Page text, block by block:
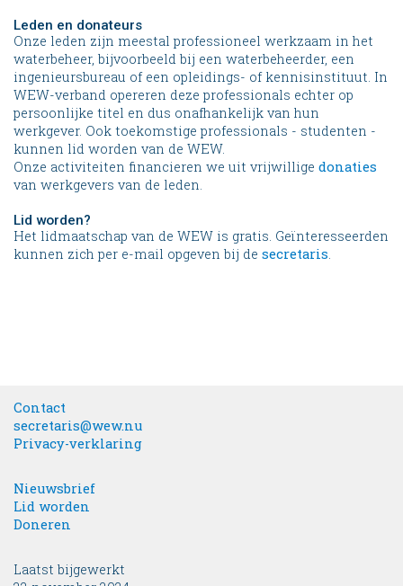
Leden en donateurs
Onze leden zijn meestal professioneel werkzaam in het
waterbeheer, bijvoorbeeld bij een waterbeheerder, een
ingenieursbureau of een opleidings- of kennisinstituut. In
WEW-verband opereren deze professionals echter op
persoonlijke titel en dus onafhankelijk van hun
werkgever. Ook toekomstige professionals - studenten -
kunnen lid worden van de WEW.
Onze activiteiten financieren we uit vrijwillige donaties
van werkgevers van de leden.
Lid worden?
Het lidmaatschap van de WEW is gratis. Geïnteresseerden
kunnen zich per e-mail opgeven bij de secretaris.
Contact
secretaris@wew.nu
Privacy-verklaring
Nieuwsbrief
Lid worden
Doneren
Laatst bijgewerkt